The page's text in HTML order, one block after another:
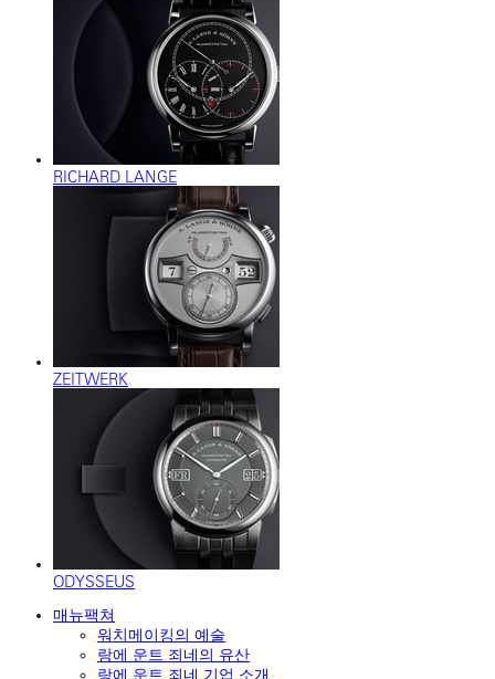
RICHARD LANGE
ZEITWERK
ODYSSEUS
매뉴팩쳐
워치메이킹의 예술
랑에 운트 죄네의 유산
랑에 운트 죄네 기업 소개